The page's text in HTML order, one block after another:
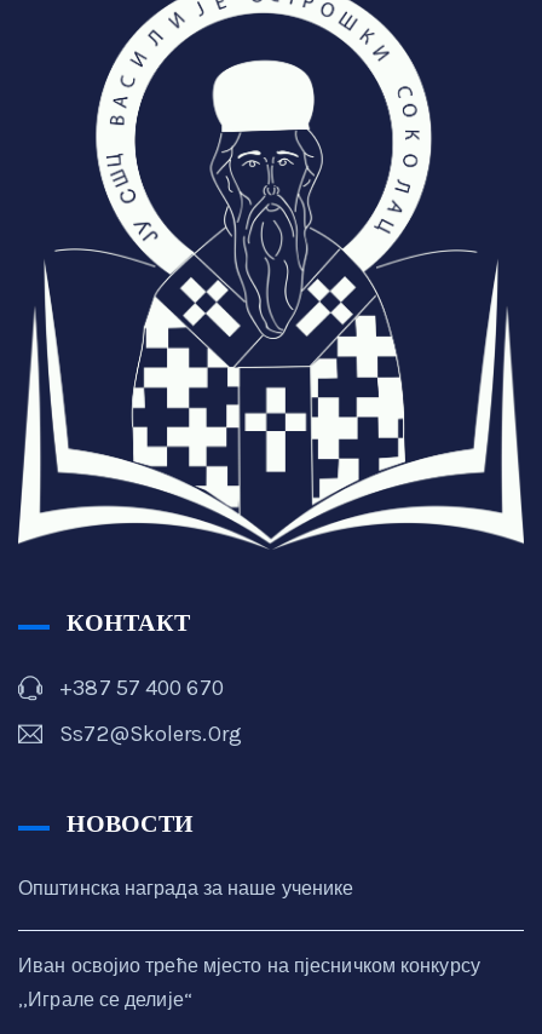
КОНТАКТ
+387 57 400 670
Ss72@skolers.org
НОВОСТИ
Општинска награда за наше ученике
Иван освојио треће мјесто на пјесничком конкурсу
,,Играле се делије“